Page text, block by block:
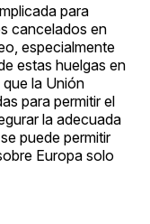
para
cancelados en
especialmente
estas huelgas en
la Unión
para permitir el
la adecuada
puede permitir
Europa solo